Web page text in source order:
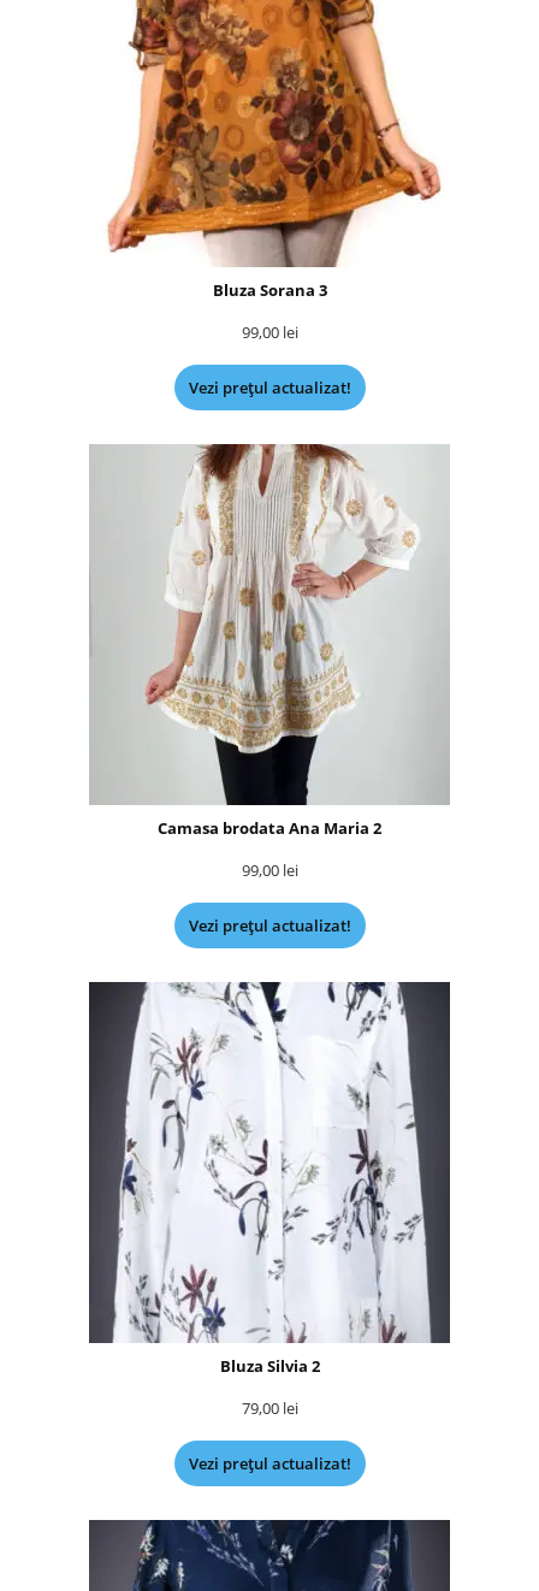
Bluza Sorana 3
99,00 lei
Vezi prețul actualizat!
Camasa brodata Ana Maria 2
99,00 lei
Vezi prețul actualizat!
Bluza Silvia 2
79,00 lei
Vezi prețul actualizat!